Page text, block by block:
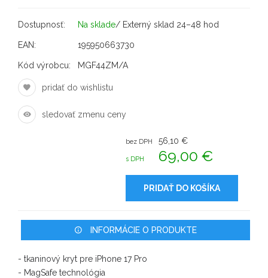
Dostupnosť: Na sklade/ Externý sklad 24–48 hod
EAN: 195950663730
Kód výrobcu: MGF44ZM/A
pridať do wishlistu
sledovať zmenu ceny
bez DPH 56,10 €
s DPH 69,00 €
PRIDAŤ DO KOŠÍKA
INFORMÁCIE O PRODUKTE
- tkaninový kryt pre iPhone 17 Pro
- MagSafe technológia